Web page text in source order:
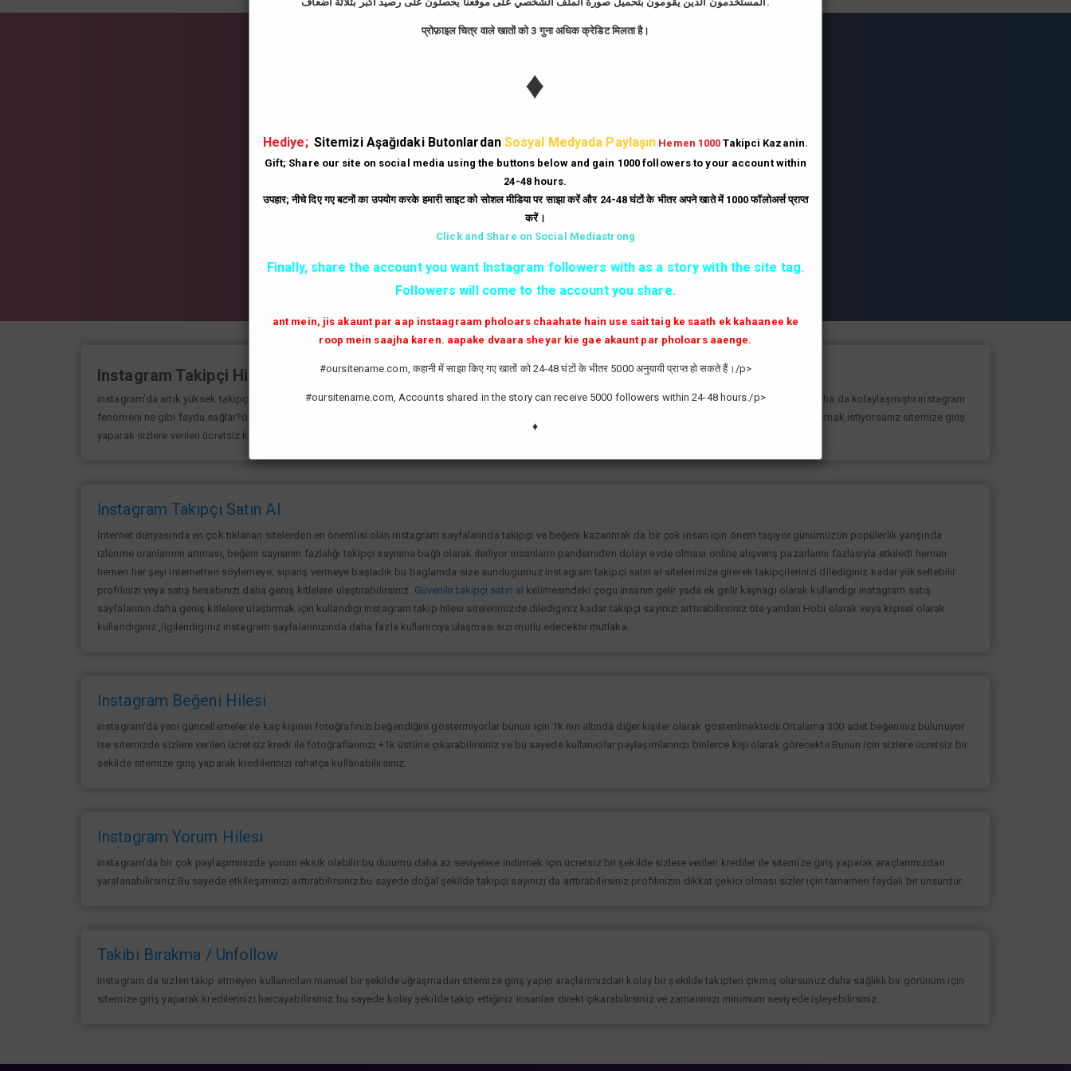
İnstagram Takipçi Hilesi
bedava
|Gün10Dakika'daBedava 250beğeni
hilesi
|Her Dakikaücretsiz6yorumhilesi.
|Milyonlarcainstagram unfollow hilesi.
GİRİŞ YAP
✔✔✔ AKTİF TAKİPCİ SATIN AL ✔✔✔
Instagram Takipçi Hilesi
instagram'da artık yüksek takipçi kasmak eskisi kadar zor değil günümüzde bir çok kullanıcının yüksek takipçiye ulaşması ve fenomen yolunda ilerlemesi daha da kolaylaşmıştır.instagram
fenomeni ne gibi fayda sağlar?öncelikle bir çok kişi meslek olarak görmektedir ve geçimlerini bu yoldan sağlamaktadır.Sizlerde yüksek sayıda takipçiye ulaşmak istiyorsanız sitemize giriş
yaparak sizlere verilen ücretsiz kredilerden her gün yararlanıp sayfanızı yüksek seviyelere ulaştırabilirsiniz.
İnstagram Takipçi Satın Al
İnternet dünyasında en çok tıklanan sitelerden en önemlisi olan instagram sayfalarında takipçi ve beğeni kazanmak da bir çok insan için önem taşıyor günümüzün popülerlik yarışında
izlenme oranlarının artması, beğeni sayısının fazlalığı takipçi sayısına bağlı olarak ilerliyor insanların pandemiden dolayı evde olması online alışverış pazarlarını fazlasıyla etkiledi hemen
hemen her şeyi internetten söylemeye, sipariş vermeye başladık bu baglamda size sundugumuz instagram takipçi satın al sitelerimize girerek takipçilerinizi dilediginiz kadar yükseltebilir
profilinizi veya satış hesabınızı daha geniş kitlelere ulaştırabilirsiniz. Güvenilir takipçi satın al kelimesindeki çogu insanın gelir yada ek gelir kaynagı olarak kullandıgı instagram satış
sayfalarının daha geniş kitlelere ulaştırmak için kullandıgı instagram takip hilesi sitelerimizde dilediginiz kadar takipçi sayınızı arttırabilirsiniz öte yandan Hobi olarak veya kişisel olarak
kullandıgınız ,ilgilendiginiz instagram sayfalarınızında daha fazla kullanıcıya ulaşması sizi mutlu edecektir mutlaka.
Instagram Beğeni Hilesi
instagram'da yeni güncellemeler ile kaç kişinin fotoğrafınızı beğendiğini göstermiyorlar bunun için 1k nın altında diğer kişiler olarak gösterilmektedir.Ortalama 300 adet beğeniniz bulunuyor
ise sitemizde sizlere verilen ücretsiz kredi ile fotoğraflarınızı +1k üstüne çıkarabilirsiniz ve bu sayede kullanıcılar paylaşımlarınızı binlerce kişi olarak görecektir.Bunun için sizlere ücretsiz bir
şekilde sitemize giriş yaparak kredilerinizi rahatça kullanabilirsiniz.
Instagram Yorum Hilesi
instagram'da bir çok paylaşımınızda yorum eksik olabilir bu durumu daha az seviyelere indirmek için ücretsiz bir şekilde sizlere verilen krediler ile sitemize giriş yaparak araçlarımızdan
yaralanabilirsiniz.Bu sayede etkileşiminizi arttırabilirsiniz.bu sayede doğal şekilde takipçi sayınızı da arttırabilirsiniz profilinizin dikkat çekici olması sizler için tamamen faydalı bir unsurdur.
Takibi Bırakma / Unfollow
Instagram da sizleri takip etmeyen kullanıcıları manuel bir şekilde uğraşmadan sitemize giriş yapıp araçlarımızdan kolay bir şekilde takipten çıkmış olursunuz daha sağlıklı bir görünüm için
sitemize giriş yaparak kredilerinizi harcayabilirsiniz.bu sayede kolay şekilde takip ettiğiniz insanları direkt çıkarabilirsiniz ve zamanınızı minimum seviyede işleyebilirsiniz.
प्रोफ़ाइल चित्र वाले खातों को 3 गुना अधिक क्रेडिट मिलता है।
♦
Hediye; Sitemizi Aşağıdaki Butonlardan Sosyal Medyada Paylaşın Hemen 1000 Takipci Kazanin.
Gift; Share our site on social media using the buttons below and gain 1000 followers to your account within
24-48 hours.
उपहार; नीचे दिए गए बटनों का उपयोग करके हमारी साइट को सोशल मीडिया पर साझा करें और 24-48 घंटों के भीतर अपने खाते में 1000 फॉलोअर्स प्राप्त
करें।
Click and Share on Social Mediastrong
Finally, share the account you want Instagram followers with as a story with the site tag.
Followers will come to the account you share.
ant mein, jis akaunt par aap instaagraam pholoars chaahate hain use sait taig ke saath ek kahaanee ke
roop mein saajha karen. aapake dvaara sheyar kie gae akaunt par pholoars aaenge.
#oursitename.com, कहानी में साझा किए गए खातों को 24-48 घंटों के भीतर 5000 अनुयायी प्राप्त हो सकते हैं।/p>
#oursitename.com, Accounts shared in the story can receive 5000 followers within 24-48 hours./p>
♦